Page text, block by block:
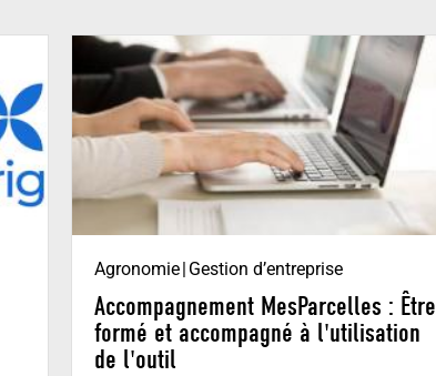
Agronomie Gestion d’entreprise
Accompagnement MesParcelles : Être
formé et accompagné à l'utilisation
de l'outil